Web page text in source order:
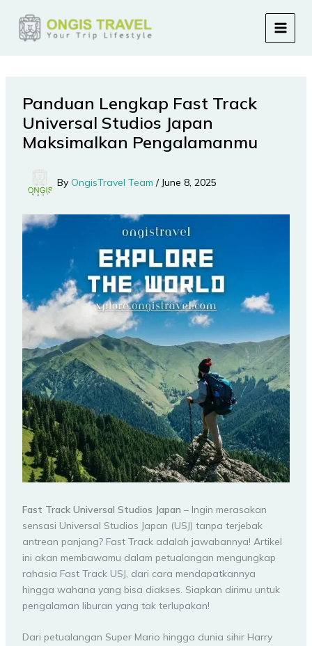
content
Panduan Lengkap Fast Track
Universal Studios Japan
Maksimalkan Pengalamanmu
By OngisTravel Team / June 8, 2025
Fast Track Universal Studios Japan – Ingin merasakan
sensasi Universal Studios Japan (USJ) tanpa terjebak
antrean panjang? Fast Track adalah jawabannya! Artikel
ini akan membawamu dalam petualangan mengungkap
rahasia Fast Track USJ, dari cara mendapatkannya
hingga wahana yang bisa diakses. Siapkan dirimu untuk
pengalaman liburan yang tak terlupakan!
Dari petualangan Super Mario hingga dunia sihir Harry